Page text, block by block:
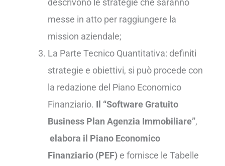
messe in atto per raggiungere la
mission aziendale;
La Parte Tecnico Quantitativa: definiti
strategie e obiettivi, si può procede con
la redazione del Piano Economico
Finanziario. Il “Software Gratuito
Business Plan Agenzia Immobiliare”,
elabora il Piano Economico
Finanziario (PEF) e fornisce le Tabelle